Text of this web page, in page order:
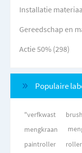
Installatie
Gereedschap en
Actie 50% (298)
Populaire
"verfkwast brush
mengkraan
paintroller
roller